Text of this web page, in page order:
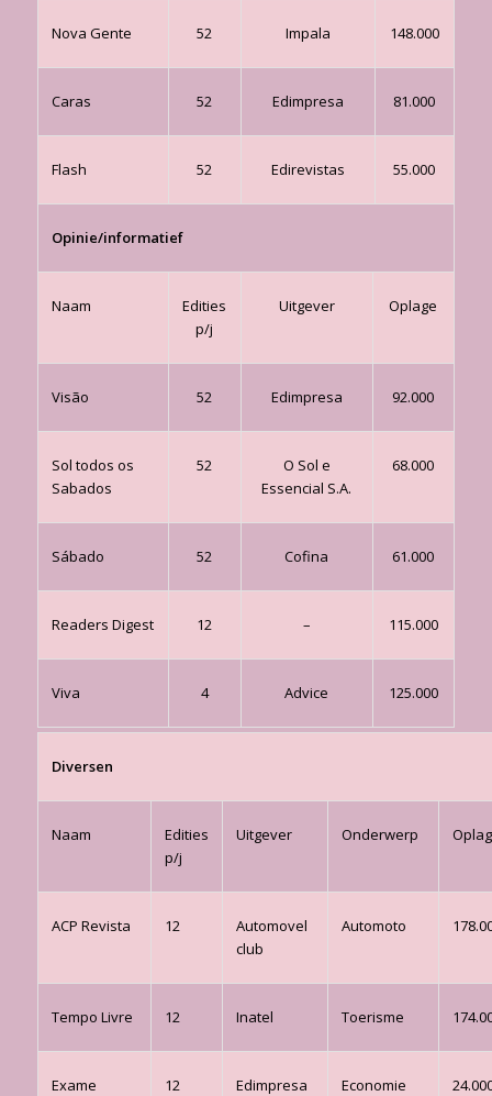
Nova Gente 52 Impala 148.000
Caras 52 Edimpresa 81.000
Flash 52 Edirevistas 55.000
Opinie/informatief
Naam
Edities
p/j
Uitgever Oplage
Visão 52 Edimpresa 92.000
Sol todos os
Sabados
52
O Sol e
Essencial S.A.
68.000
Sábado 52 Cofina 61.000
Readers Digest 12 – 115.000
Viva 4 Advice 125.000
Diversen
Naam
Edities
p/j
Uitgever Onderwerp
ACP Revista 12
Automovel
club
Automoto
Tempo Livre 12 Inatel Toerisme
Exame 12 Edimpresa Economie